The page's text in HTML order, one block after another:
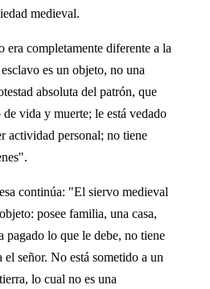
medieval.
completamente diferente a la
es un objeto, no una
absoluta del patrón, que
de vida y muerte; le está vedado
actividad personal; no tiene
continúa: "El siervo medieval
posee familia, una casa,
pagado lo que le debe, no tiene
señor. No está sometido a un
lo cual no es una